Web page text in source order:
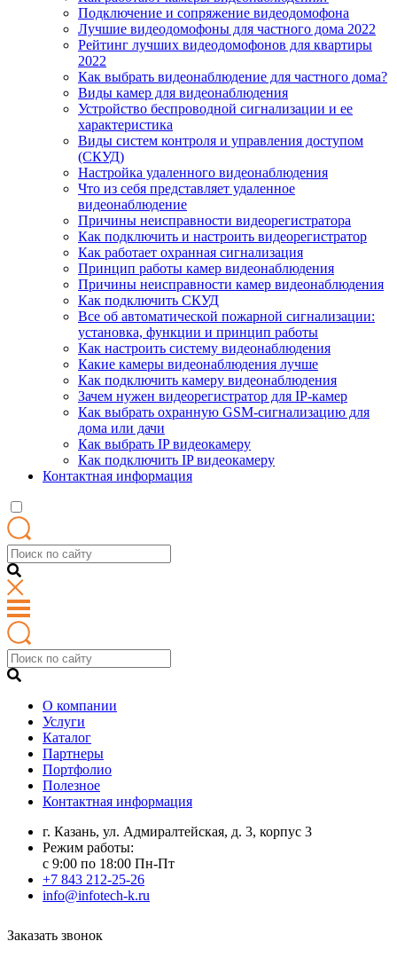
Подключение и сопряжение видеодомофона
Лучшие видеодомофоны для частного дома 2022
Рейтинг лучших видеодомофонов для квартиры
2022
Как выбрать видеонаблюдение для частного дома?
Виды камер для видеонаблюдения
Устройство беспроводной сигнализации и ее
характеристика
Виды систем контроля и управления доступом
(СКУД)
Настройка удаленного видеонаблюдения
Что из себя представляет удаленное
видеонаблюдение
Причины неисправности видеорегистратора
Как подключить и настроить видеорегистратор
Как работает охранная сигнализация
Принцип работы камер видеонаблюдения
Причины неисправности камер видеонаблюдения
Как подключить СКУД
Все об автоматической пожарной сигнализации:
установка, функции и принцип работы
Как настроить систему видеонаблюдения
Какие камеры видеонаблюдения лучше
Как подключить камеру видеонаблюдения
Зачем нужен видеорегистратор для IP-камер
Как выбрать охранную GSM-сигнализацию для
дома или дачи
Как выбрать IP видеокамеру
Как подключить IP видеокамеру
Контактная информация
О компании
Услуги
Каталог
Партнеры
Портфолио
Полезное
Контактная информация
г. Казань, ул. Адмиралтейская, д. 3, корпус 3
Режим работы:
с 9:00 по 18:00 Пн-Пт
+7 843 212-25-26
info@infotech-k.ru
Заказать звонок